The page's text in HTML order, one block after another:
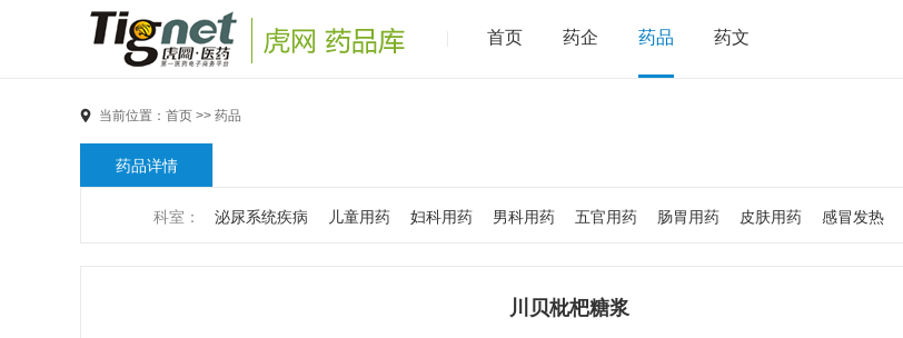
首页 药企 药品 药文
当前位置： 首页 >> 药品
药品详情
科室： 泌尿系统疾病 儿童用药 妇科用药 男科用药 五官用药 肠胃用药 皮肤用药 感冒发热
血液和淋巴系统疾病 女性生殖及妊娠疾病
川贝枇杷糖浆